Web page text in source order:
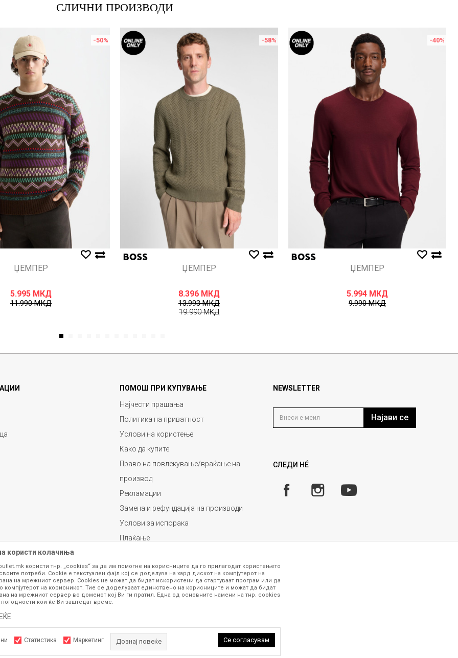
СЛИЧНИ ПРОИЗВОДИ
-50%
ЏЕМПЕР
5.995 МКД
11.990МКД
-58%
ЏЕМПЕР
8.396 МКД
13.993МКД
19.990МКД
-40%
ЏЕМПЕР
5.994 МКД
9.990МКД
1
ПОМОШ ПРИ КУПУВАЊЕ
Најчести прашања
Политика на приватност
Услови на користење
Како да купите
Право на повлекување/враќање на
производ
Рекламации
Замена и рефундација на производи
Услови за испорака
Плаќање
NEWSLETTER
Најави се
СЛЕДИ НÉ
изложени на нашата онлајн продавница се стремиме да бидат конкретни, точни и прецизни, меѓутоа не можеме да
или пак дека сите производи во моментот се достапни на залиха. Фотографиите се најверодостојниот приказ на
за замена на производ или рефундација, процедурата може да трае до 15 работни дена. За повеќе информации,
070 275 363 или на е-маилoutlet@fashiongroup.com.mkодпонеделник до петок (08-16ч) и сабота (10-15ч)
користи колачиња
користи тнр. „cookies“ за да им помогне на корисниците да го прилагодат користењето
потреби. Cookie е текстуален фајл кој се доделува на хард дискот на компјутерот на
на мрежниот сервер. Cookies не можат да бидат искористени да стартуваат програм или да
компјутерот на корисникот. Тие се доделуваат единствено на корисниците и можат да бидат
на мрежниот сервер во доменот кој Ви ги пратил. Една од основните намени на тнр. сookies
кои ќе Ви заштедат време.
Статистика Маркетинг Дознај повеќе Се согласувам